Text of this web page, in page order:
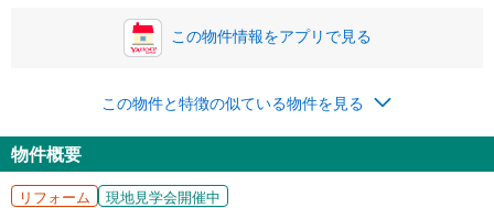
0円
ナス時の増額分（1回分）を入力してください。
ボーナス払いの限度額は金融機関によって異なります。
閉じる
月々の返済額
この物件情報をアプリで見る
この物件と特徴の似ている物件を見る
物件概要
リフォーム 現地見学会開催中